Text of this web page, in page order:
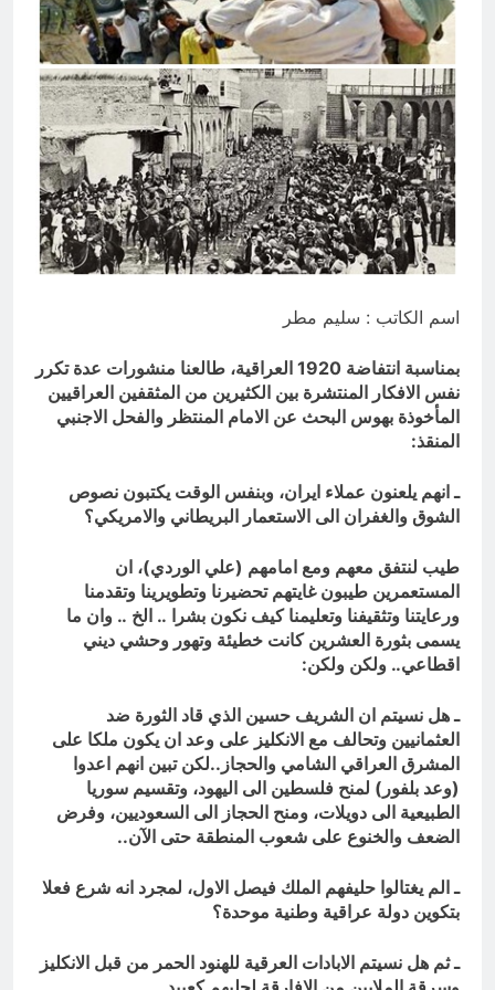
12 ساعة Ago
لوحة النشوة / راي الفلسفة
التجريدية للانسان
13 ساعة Ago
اسم الكاتب : سليم مطر
بمناسبة انتفاضة 1920 العراقية، طالعنا منشورات عدة تكرر
نفس الافكار المنتشرة بين الكثيرين من المثقفين العراقيين
المأخوذة بهوس البحث عن الامام المنتظر والفحل الاجنبي
المنقذ:
ـ انهم يلعنون عملاء ايران، وبنفس الوقت يكتبون نصوص
الشوق والغفران الى الاستعمار البريطاني والامريكي؟
طيب لنتفق معهم ومع امامهم (علي الوردي)، ان
المستعمرين طيبون غايتهم تحضيرنا وتطويرينا وتقدمنا
ورعايتنا وتثقيفنا وتعليمنا كيف نكون بشرا .. الخ .. وان ما
يسمى بثورة العشرين كانت خطيئة وتهور وحشي ديني
اقطاعي.. ولكن ولكن:
ـ هل نسيتم ان الشريف حسين الذي قاد الثورة ضد
العثمانيين وتحالف مع الانكليز على وعد ان يكون ملكا على
المشرق العراقي الشامي والحجاز..لكن تبين انهم اعدوا
(وعد بلفور) لمنح فلسطين الى اليهود، وتقسيم سوريا
الطبيعية الى دويلات، ومنح الحجاز الى السعوديين، وفرض
الضعف والخنوع على شعوب المنطقة حتى الآن..
ـ الم يغتالوا حليفهم الملك فيصل الاول، لمجرد انه شرع فعلا
بتكوين دولة عراقية وطنية موحدة؟
ـ ثم هل نسيتم الابادات العرقية للهنود الحمر من قبل الانكليز